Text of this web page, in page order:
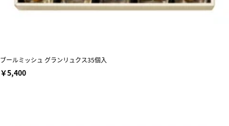
ブールミッシュ グランリュクス35個入
￥5,400